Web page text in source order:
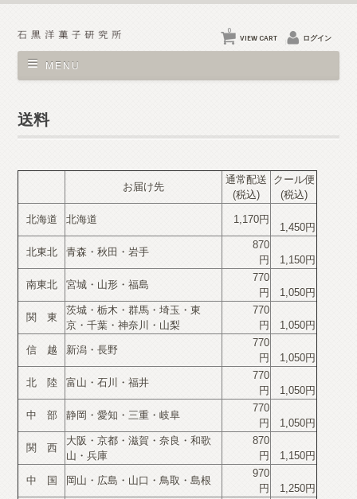
VIEW CART
0
ログイン
MENU
送料
お届け先
通常配送
(税込)
クール便
(税込)
北海道 北海道 1,170円
1,450円
北東北 青森・秋田・岩手
870
円
1,150円
南東北 宮城・山形・福島
770
円
1,050円
関 東
茨城・栃木・群馬・埼玉・東
京・千葉・神奈川・山梨
770
円
1,050円
信 越 新潟・長野
770
円
1,050円
北 陸 富山・石川・福井
770
円
1,050円
中 部 静岡・愛知・三重・岐阜
770
円
1,050円
関 西
大阪・京都・滋賀・奈良・和歌
山・兵庫
870
円
1,150円
中 国 岡山・広島・山口・鳥取・島根
970
円
1,250円